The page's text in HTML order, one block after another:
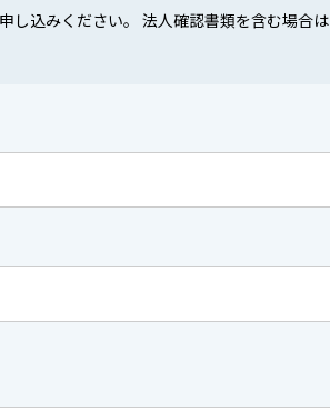
し込みください。 法人確認書類を含む場合は